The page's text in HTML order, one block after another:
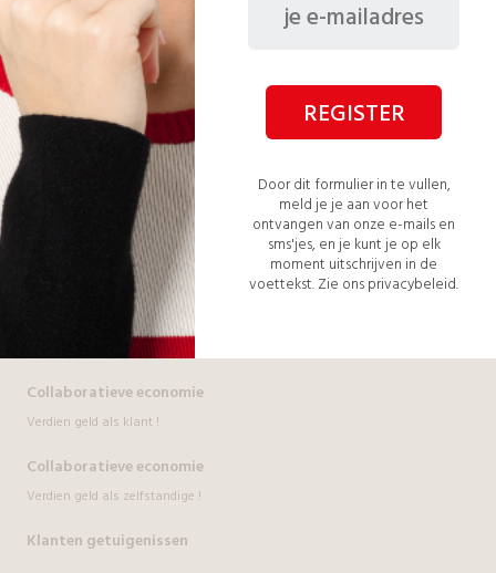
Onze diensten voor particulieren
Alle werk voor uw bouw-, renovatie- en onderhoudsprojecten.
Onze diensten voor aanbieders
Een team van meer dan 50 experts tot uw beschikking. Profiteer van een
gratis assistent om uw backoffice te beheren.
Uw geld is beschermd
De opdrachtgever heeft de garantie dat het werk zal worden geleverd
overeenkomstig het bestek en de dienstverlener heeft de garantie dat hij
volledig zal worden betaald bij de levering van het werk.
Collaboratieve economie
Verdien geld als klant !
Collaboratieve economie
Verdien geld als zelfstandige !
Klanten getuigenissen
REGISTER
Door dit formulier in te vullen,
meld je je aan voor het
ontvangen van onze e-mails en
sms'jes, en je kunt je op elk
moment uitschrijven in de
voettekst. Zie ons privacybeleid.